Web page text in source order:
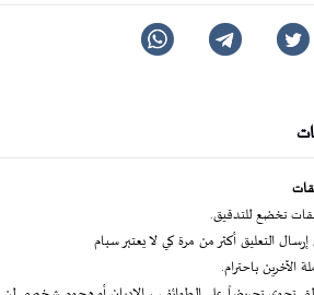
تخضع للتدقيق.
التعليق أكثر من مرة كي لا يعتبر سبام
الآخرين باحترام.